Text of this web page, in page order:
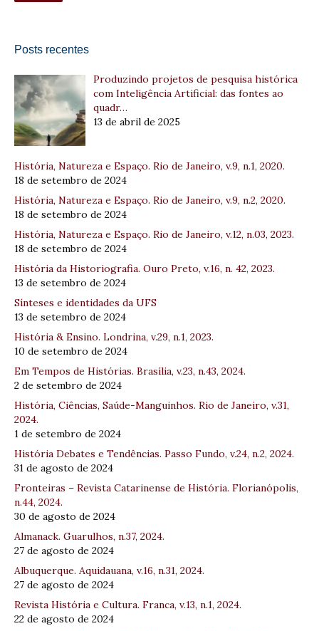
Posts recentes
Produzindo projetos de pesquisa histórica
com Inteligência Artificial: das fontes ao
quadr…
13 de abril de 2025
História, Natureza e Espaço. Rio de Janeiro, v.9, n.1, 2020.
18 de setembro de 2024
História, Natureza e Espaço. Rio de Janeiro, v.9, n.2, 2020.
18 de setembro de 2024
História, Natureza e Espaço. Rio de Janeiro, v.12, n.03, 2023.
18 de setembro de 2024
História da Historiografia. Ouro Preto, v.16, n. 42, 2023.
13 de setembro de 2024
Sínteses e identidades da UFS
13 de setembro de 2024
História & Ensino. Londrina, v.29, n.1, 2023.
10 de setembro de 2024
Em Tempos de Histórias. Brasília, v.23, n.43, 2024.
2 de setembro de 2024
História, Ciências, Saúde-Manguinhos. Rio de Janeiro, v.31,
2024.
1 de setembro de 2024
História Debates e Tendências. Passo Fundo, v.24, n.2, 2024.
31 de agosto de 2024
Fronteiras – Revista Catarinense de História. Florianópolis,
n.44, 2024.
30 de agosto de 2024
Almanack. Guarulhos, n.37, 2024.
27 de agosto de 2024
Albuquerque. Aquidauana, v.16, n.31, 2024.
27 de agosto de 2024
Revista História e Cultura. Franca, v.13, n.1, 2024.
22 de agosto de 2024